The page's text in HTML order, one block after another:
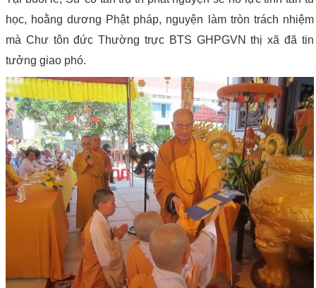
học, hoằng dương Phật pháp, nguyện làm tròn trách nhiệm
mà Chư tôn đức Thường trực BTS GHPGVN thị xã đã tin
tưởng giao phó.